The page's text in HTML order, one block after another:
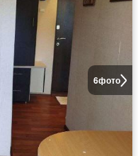
6фото